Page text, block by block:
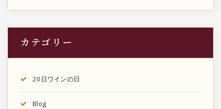
カテゴリー
20日ワインの日
Blog